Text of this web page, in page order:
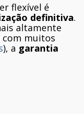
flexível é
definitiva.
altamente
com muitos
), a garantia